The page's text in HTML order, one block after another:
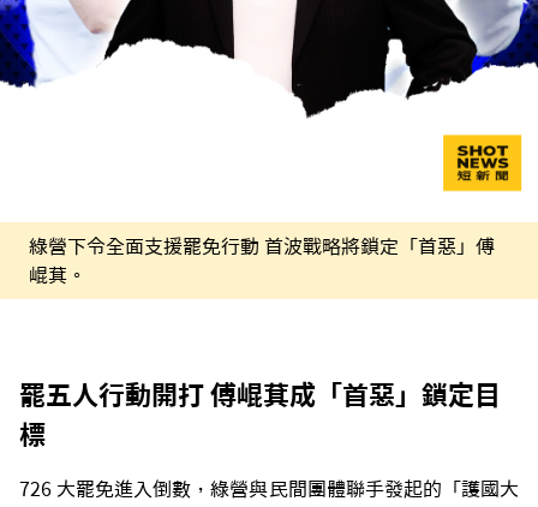
綠營下令全面支援罷免行動 首波戰略將鎖定「首惡」傅
崐萁。
罷五人行動開打 傅崐萁成「首惡」鎖定目
標
726 大罷免進入倒數，綠營與民間團體聯手發起的「護國大